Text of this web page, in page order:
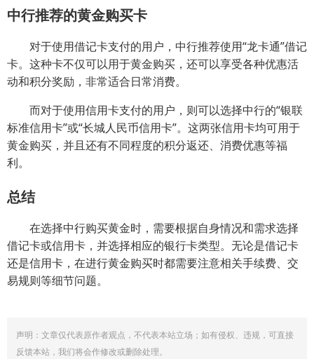
中行推荐的黄金购买卡
对于使用借记卡支付的用户，中行推荐使用“龙卡通”借记
卡。这种卡不仅可以用于黄金购买，还可以享受各种优惠活
动和积分奖励，非常适合日常消费。
而对于使用信用卡支付的用户，则可以选择中行的“银联
标准信用卡”或“长城人民币信用卡”。这两张信用卡均可用于
黄金购买，并且还有不同程度的积分返还、消费优惠等福
利。
总结
在选择中行购买黄金时，需要根据自身情况和需求选择
借记卡或信用卡，并选择相应的银行卡类型。无论是借记卡
还是信用卡，在进行黄金购买时都需要注意相关手续费、交
易规则等细节问题。
声明：文章仅代表原作者观点，不代表本站立场；如有侵权、违规，可直接
反馈本站，我们将会作修改或删除处理。